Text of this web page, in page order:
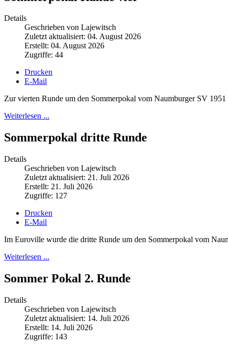
Details
Geschrieben von Lajewitsch
Zuletzt aktualisiert: 04. August 2026
Erstellt: 04. August 2026
Zugriffe: 44
Drucken
E-Mail
Zur vierten Runde um den Sommerpokal vom Naumburger SV
Weiterlesen ...
Sommerpokal dritte Runde
Details
Geschrieben von Lajewitsch
Zuletzt aktualisiert: 21. Juli 2026
Erstellt: 21. Juli 2026
Zugriffe: 127
Drucken
E-Mail
Im Euroville wurde die dritte Runde um den Sommerpokal vom
Weiterlesen ...
Sommer Pokal 2. Runde
Details
Geschrieben von Lajewitsch
Zuletzt aktualisiert: 14. Juli 2026
Erstellt: 14. Juli 2026
Zugriffe: 143